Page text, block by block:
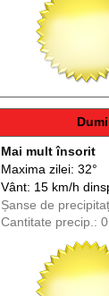
Mai mult însorit
Maxima zilei: 32°
Vânt: 15 km/h din
Șanse de precip
Cantitate precip.: 0